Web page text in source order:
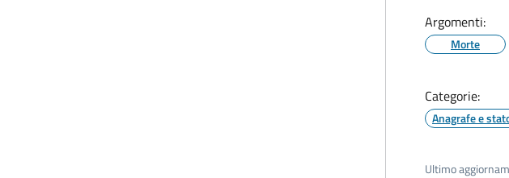
Argomenti:
Morte
Categorie:
Anagrafe e
Ultimo